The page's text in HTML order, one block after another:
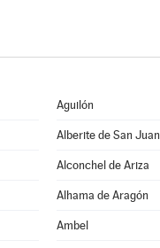
Aguilón
Alberite de San Juan
Alconchel de Ariza
Alhama de Aragón
Ambel